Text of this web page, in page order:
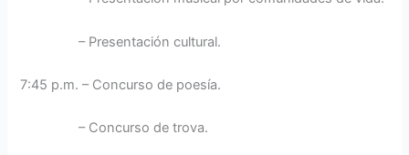
– Presentación cultural.
7:45 p.m. – Concurso de poesía.
– Concurso de trova.